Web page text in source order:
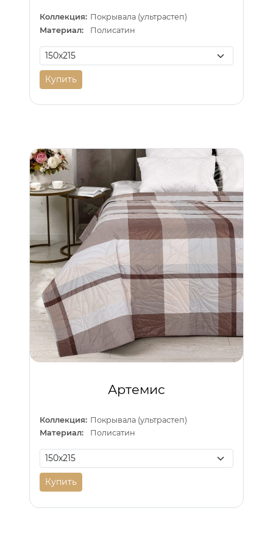
Коллекция: Покрывала (ультрастеп)
Материал:
Полисатин
Купить
Артемис
Коллекция: Покрывала (ультрастеп)
Материал:
Полисатин
Купить